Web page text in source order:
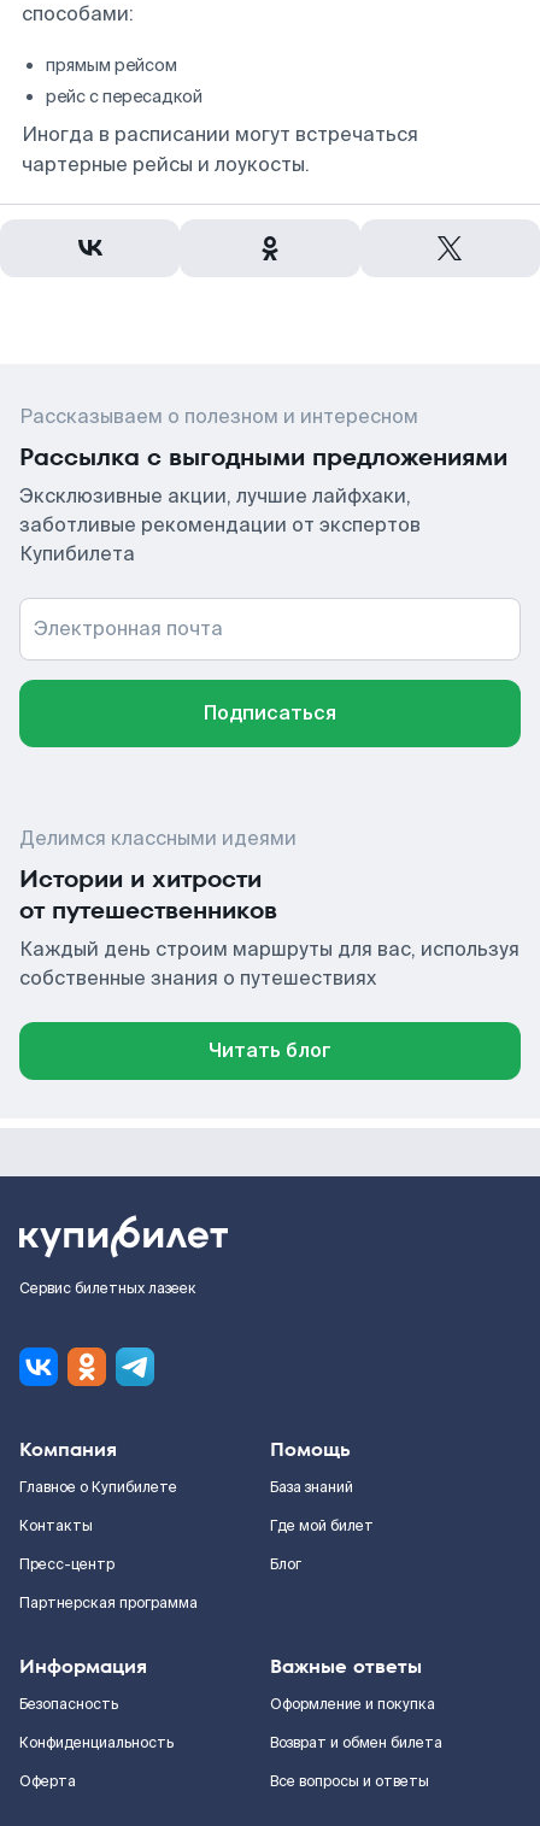
способами:
прямым рейсом
рейс с пересадкой
Иногда в расписании могут встречаться
чартерные рейсы и лоукосты.
Рассказываем о полезном и интересном
Рассылка с выгодными предложениями
Эксклюзивные акции, лучшие лайфхаки,
заботливые рекомендации от экспертов
Купибилета
Электронная почта
Подписаться
Делимся классными идеями
Истории и хитрости
от путешественников
Каждый день строим маршруты для вас, используя
собственные знания о путешествиях
Читать блог
Сервис билетных лазеек
Компания
Главное о Купибилете
Контакты
Пресс-центр
Партнерская программа
Помощь
База знаний
Где мой билет
Блог
Информация
Безопасность
Конфиденциальность
Оферта
Важные ответы
Оформление и покупка
Возврат и обмен билета
Все вопросы и ответы